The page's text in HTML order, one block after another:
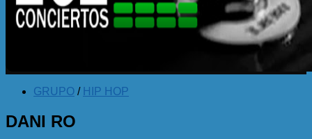
GRUPO / HIP HOP
DANI RO